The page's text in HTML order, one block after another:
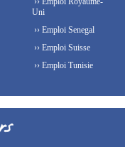
Uni
›› Emploi Senegal
›› Emploi Suisse
›› Emploi Tunisie